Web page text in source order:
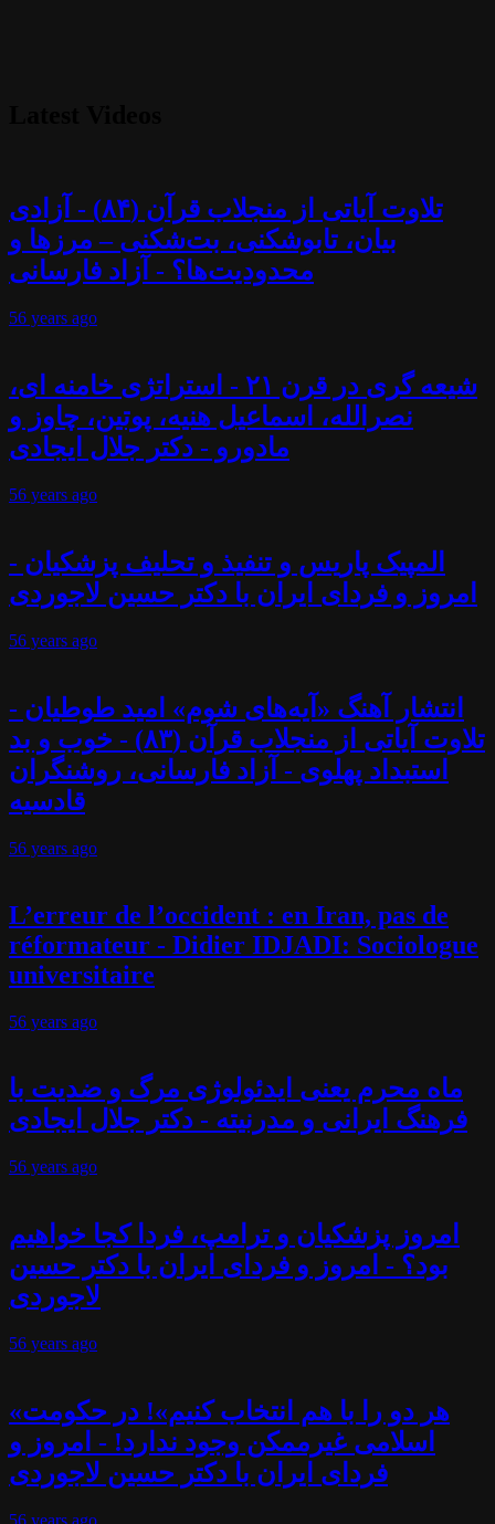
تلاوت آیاتی از منجلاب قرآن (۸۴) - آزادی
بیان، تابوشکنی، بت‌شکنی – مرزها و
محدودیت‌ها؟ - آزاد فارسانی
56 years ago
شیعه گری در قرن ۲۱ - استراتژی خامنه ای،
نصرالله، اسماعیل هنیه، پوتین، چاوز و
مادورو - دکتر جلال ایجادی
56 years ago
المپیک پاریس و تنفیذ و تحلیف پزشکیان -
امروز و فردای ایران با دکتر حسین لاجوردی
56 years ago
انتشار آهنگ «آیه‌های شوم» امید طوطیان -
تلاوت آیاتی از منجلاب قرآن (۸۳) - خوب و بد
استبداد پهلوی - آزاد فارسانی، روشنگران
قادسیه
56 years ago
L’erreur de l’occident : en Iran, pas de
réformateur - Didier IDJADI: Sociologue
universitaire
56 years ago
ماه محرم یعنی ایدئولوژی مرگ و ضدیت با
فرهنگ ایرانی و مدرنیته - دکتر جلال ایجادی
56 years ago
امروز پزشکیان و ترامپ، فردا کجا خواهیم
بود؟ - امروز و فردای ایران با دکتر حسین
لاجوردی
56 years ago
«هر دو را با هم انتخاب کنیم»! در حکومت
اسلامی غیرممکن وجود ندارد! - امروز و
فردای ایران با دکتر حسین لاجوردی
56 years ago